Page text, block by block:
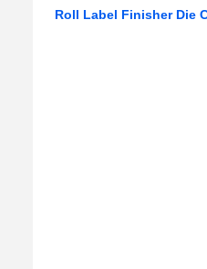
Roll Label Finisher Die